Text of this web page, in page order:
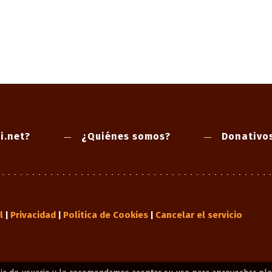
¿Quiénes somos?
| Privacidad| Política de Cookies| Cancelar el servicio